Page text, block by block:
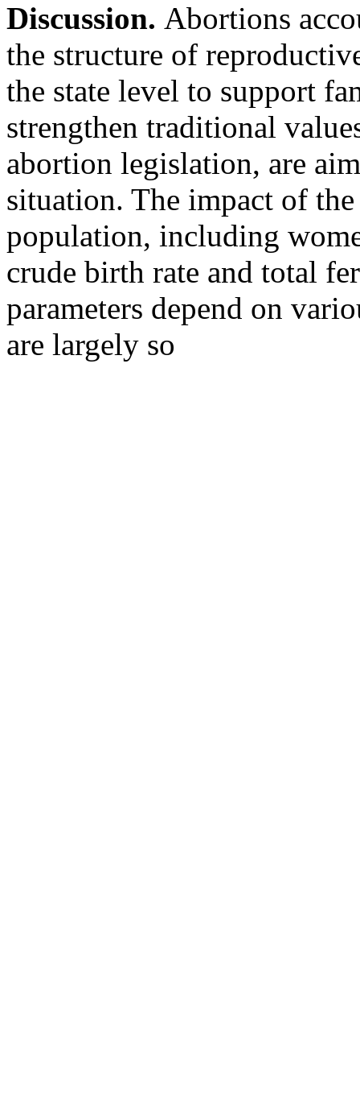
Discussion. Abortions
the structure of
the state level to support
strengthen traditional
abortion legislation, are
situation. The impact of
population, including
crude birth rate and total
parameters depend on
are largely so